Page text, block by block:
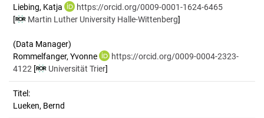
Liebing, Katja
https://orcid.org/0009-0001-1624-6465
[
Martin Luther University Halle-Wittenberg]
(Data Manager)
Rommelfanger, Yvonne
https://orcid.org/0009-0004-2323-
4122 [ Universität Trier]
Titel:
Lueken, Bernd